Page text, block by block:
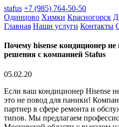
stafus +7 (985) 764-50-50
Одинцово Химки Красногорск
Главная Наши услуги Контакты
Почему hisense кондиционер
решения с компанией Stafus
05.02.20
Если ваш кондиционер Hisense
это не повод для паники!
партнер в сфере ремонта и
типов. Мы предлагаем